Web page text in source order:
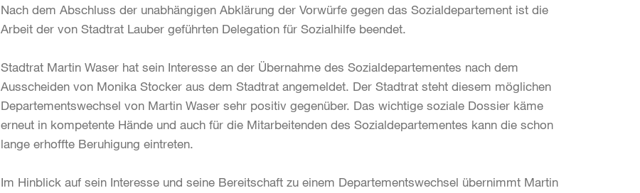
Nach dem Abschluss der unabhängigen Abklärung der Vorwürfe gegen das Sozialdepartement ist die
Arbeit der von Stadtrat Lauber geführten Delegation für Sozialhilfe beendet.
Stadtrat Martin Waser hat sein Interesse an der Übernahme des Sozialdepartementes nach dem
Ausscheiden von Monika Stocker aus dem Stadtrat angemeldet. Der Stadtrat steht diesem möglichen
Departementswechsel von Martin Waser sehr positiv gegenüber. Das wichtige soziale Dossier käme
erneut in kompetente Hände und auch für die Mitarbeitenden des Sozialdepartementes kann die schon
lange erhoffte Beruhigung eintreten.
Im Hinblick auf sein Interesse und seine Bereitschaft zu einem Departementswechsel übernimmt Martin